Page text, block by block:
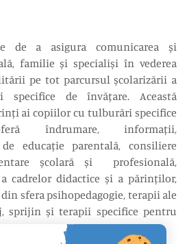
de a asigura comunicarea și
familie și specialiși în vederea
pe tot parcursul școlarizării a
de învățare. Această
ai copiilor cu tulburări specifice
îndrumare, informații,
educație parentală, consiliere
școlară și profesională,
cadrelor didactice și a părinților,
sfera psihopedagogie, terapii ale
sprijin și terapii specifice pentru